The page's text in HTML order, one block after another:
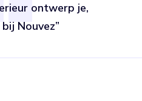
ontwerp je,
Nouvez”